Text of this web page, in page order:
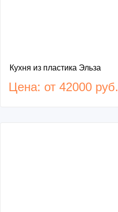
Кухня из пластика Эльза
Цена: от 42000 руб.